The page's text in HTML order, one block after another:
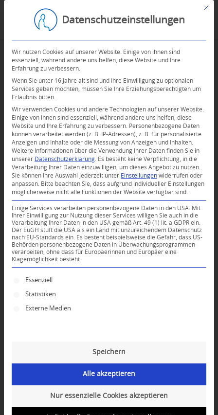
0
Dein Kommentar
An Diskussion beteiligen?
Hinterlassen Sie uns Ihren Kommentar!
Mit
Datenschutzeinstellungen
Wir nutzen Cookies auf unserer Website. Einige von ihnen sind
essenziell, während andere uns helfen, diese Website und Ihre
Erfahrung zu verbessern.
Wenn Sie unter 16 Jahre alt sind und Ihre Einwilligung zu optionalen
Services geben möchten, müssen Sie Ihre Erziehungsberechtigten um
Erlaubnis bitten.
Wir verwenden Cookies und andere Technologien auf unserer Website.
Einige von ihnen sind essenziell, während andere uns helfen, diese
Website und Ihre Erfahrung zu verbessern.
Personenbezogene Daten
können verarbeitet werden (z. B. IP-Adressen), z. B. für personalisierte
Anzeigen und Inhalte oder die Messung von Anzeigen und Inhalten.
Weitere Informationen über die Verwendung Ihrer Daten finden Sie in
unserer Datenschutzerklärung
Es besteht keine Verpflichtung, in die
Verarbeitung Ihrer Daten einzuwilligen, um dieses Angebot zu nutzen.
Sie können Ihre Auswahl jederzeit unter Einstellungen widerrufen oder
anpassen.
Bitte beachten Sie, dass aufgrund individueller Einstellungen
möglicherweise nicht alle Funktionen der Website verfügbar sind.
Einige Services verarbeiten personenbezogene Daten in den USA. Mit
Ihrer Einwilligung zur Nutzung dieser Services willigen Sie auch in die
Verarbeitung Ihrer Daten in den USA gemäß Art. 49 (1) lit. a GDPR ein.
Der EuGH stuft die USA als ein Land mit unzureichendem Datenschutz
nach EU-Standards ein. Es besteht beispielsweise die Gefahr, dass US-
Behörden personenbezogene Daten in Überwachungsprogrammen
verarbeiten, ohne dass für Europäerinnen und Europäer eine
Klagemöglichkeit besteht.
Es folgt eine Liste der Service-Gruppen, für die
Essenziell
Statistiken
Externe Medien
Speichern
Alle akzeptieren
Nur essenzielle Cookies akzeptieren